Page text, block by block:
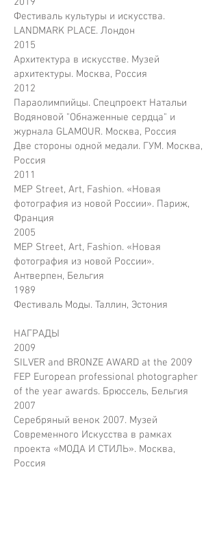
Фестиваль культуры и искусства.
LANDMARK PLACE. Лондон
2015
Архитектура в искусстве. Музей
архитектуры. Москва, Россия
2012
Параолимпийцы. Спецпроект Натальи
Водяновой "Обнаженные сердца" и
журнала GLAMOUR. Москва, Россия
Две стороны одной медали. ГУМ. Москва,
Россия
2011
MEP Street, Art, Fashion. «Новая
фотография из новой России». Париж,
Франция
2005
MEP Street, Art, Fashion. «Новая
фотография из новой России».
Антверпен, Бельгия
1989
Фестиваль Моды. Таллин, Эстония
НАГРАДЫ
2009
SILVER and BRONZE AWARD at the 2009
FEP European professional photographer
of the year awards. Брюссель, Бельгия
2007
Серебряный венок 2007. Музей
Современного Искусства в рамках
проекта «МОДА И СТИЛЬ». Москва,
Россия